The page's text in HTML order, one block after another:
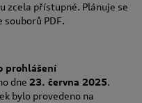
zcela přístupné. Plánuje se
souborů PDF.
prohlášení
dne 23. června 2025.
bylo provedeno na